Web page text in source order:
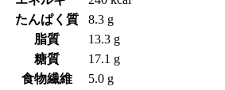
たんぱく質
8.3 g
脂質
13.3 g
糖質
17.1 g
食物繊維
5.0 g